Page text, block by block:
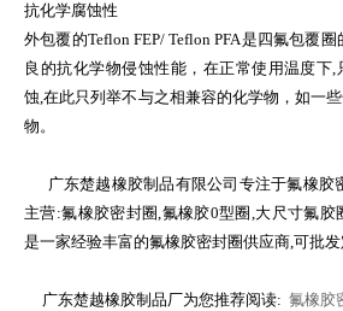
抗化学腐蚀性
外包覆的Teflon FEP/ Teflon PFA是四氟包覆圈
良的抗化学物侵蚀性能，在正常使用温度下,
蚀,在此只列举不与之相兼容的化学物，如一
物。
广东楚越橡胶制品有限公司专注于氟橡胶
主营:氟橡胶密封圈,氟橡胶0型圈,大尺寸氟胶
是一家经验丰富的氟橡胶密封圈供应商,可批
广东楚越橡胶制品厂为您推荐阅读:氟橡胶